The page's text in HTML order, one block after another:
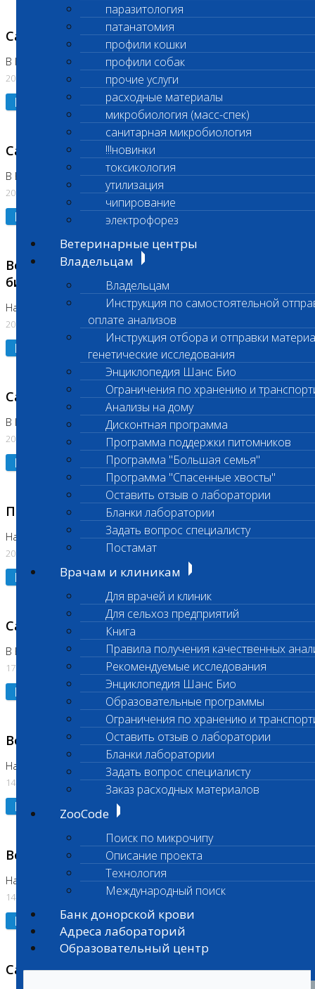
паразитология
патанатомия
профили кошки
профили собак
прочие услуги
расходные материалы
микробиология (масс-спек)
санитарная микробиология
!!!новинки
токсикология
утилизация
чипирование
электрофорез
Ветеринарные центры
Владельцам
Владельцам
Инструкция по самостоятельной
оплате анализов
Инструкция отбора и отправки
генетические исследования
Энциклопедия Шанс Био
Ограничения по хранению и
Анализы на дому
Дисконтная программа
Программа поддержки питомников
Программа "Большая семья"
Программа "Спасенные хвосты"
Оставить отзыв о лаборатории
Бланки лаборатории
Задать вопрос специалисту
Постамат
Врачам и клиникам
Для врачей и клиник
Для сельхоз предприятий
Книга
Правила получения качественных
Рекомендуемые исследования
Энциклопедия Шанс Био
Образовательные программы
Ограничения по хранению и
Оставить отзыв о лаборатории
Бланки лаборатории
Задать вопрос специалисту
Заказ расходных материалов
ZooCode
Поиск по микрочипу
Описание проекта
Технология
Международный поиск
Банк донорской крови
Адреса лабораторий
Образовательный центр
Санитарные дни
В Коломне 24.07.2026 и 28.07.2026
20.07.2026
Подробнее
Санитарный день
В Бутово 21.07.2026
20.07.2026
Подробнее
Возобновлено выполнение срочных
биохимических исследований
На Нагорной
20.07.2026
Подробнее
Санитарный день
В Коломне 20.07.2026
20.07.2026
Подробнее
Приостановлено выполнение исследования
На Нагорной
20.07.2026
Подробнее
Санитарный день
В Бутово
17.07.2026
Подробнее
Возобновлено выполнение исследования
На Нагорной (Код 961, 962)
14.07.2026
Подробнее
Возобновлено выполнение исследования
На Нагорной (Код 157)
14.07.2026
Подробнее
Санитарный день